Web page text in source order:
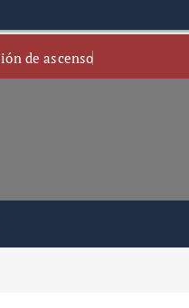
de ascenso